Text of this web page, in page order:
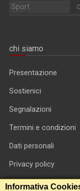
Sport
chi siamo
Presentazione
Sostienici
Segnalazioni
Termini e condizioni
Dati personali
Privacy policy
Informativa cookie
Informativa